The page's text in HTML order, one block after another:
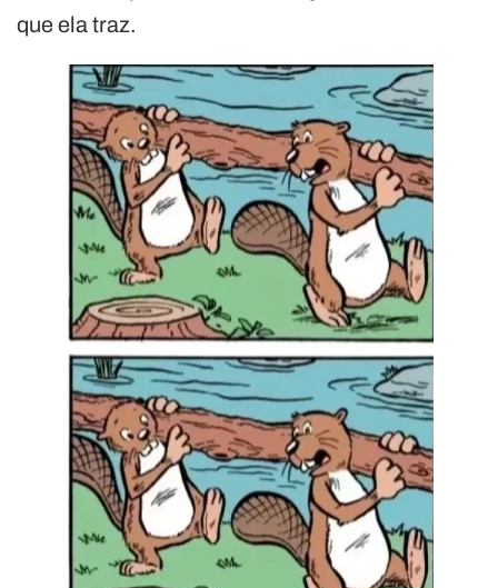
que ela traz.